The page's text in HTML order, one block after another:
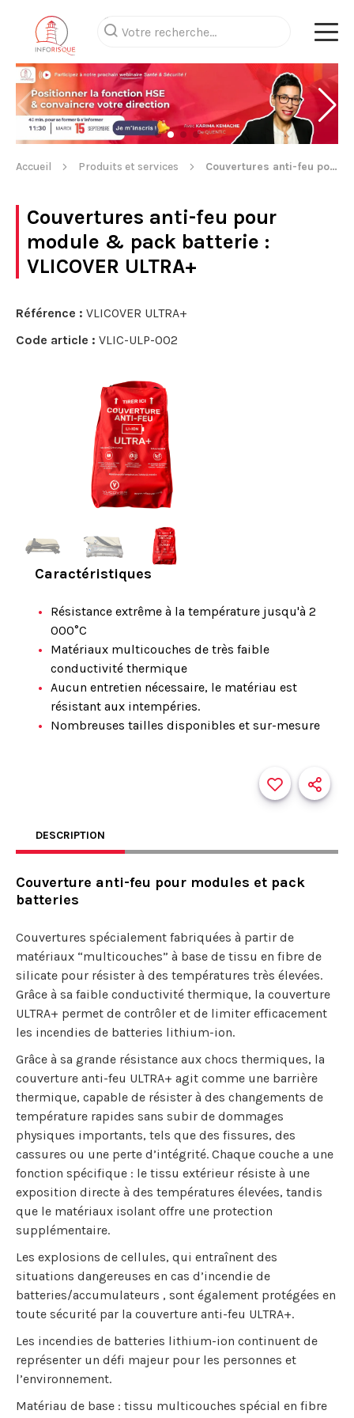
Accueil Produits et services Couvertures anti-feu pour module & pack batterie
Couvertures anti-feu pour
module & pack batterie :
VLICOVER ULTRA+
Référence : VLICOVER ULTRA+
Code article : VLIC-ULP-002
Caractéristiques
Résistance extrême à la température jusqu'à 2
000°C
Matériaux multicouches de très faible
conductivité thermique
Aucun entretien nécessaire, le matériau est
résistant aux intempéries.
Nombreuses tailles disponibles et sur-mesure
DESCRIPTION
Couverture anti-feu pour modules et pack
batteries
Couvertures spécialement fabriquées à partir de
matériaux “multicouches” à base de tissu en fibre de
silicate pour résister à des températures très élevées.
Grâce à sa faible conductivité thermique, la couverture
ULTRA+ permet de contrôler et de limiter efficacement
les incendies de batteries lithium-ion.
Grâce à sa grande résistance aux chocs thermiques, la
couverture anti-feu ULTRA+ agit comme une barrière
thermique, capable de résister à des changements de
température rapides sans subir de dommages
physiques importants, tels que des fissures, des
cassures ou une perte d’intégrité. Chaque couche a une
fonction spécifique : le tissu extérieur résiste à une
exposition directe à des températures élevées, tandis
que le matériaux isolant offre une protection
supplémentaire.
Les explosions de cellules, qui entraînent des
situations dangereuses en cas d’incendie de
batteries/accumulateurs , sont également protégées en
toute sécurité par la couverture anti-feu ULTRA+.
Les incendies de batteries lithium-ion continuent de
représenter un défi majeur pour les personnes et
l’environnement.
Matériau de base : tissu multicouches spécial en fibre